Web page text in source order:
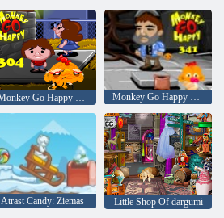
Monkey Go Happy posms 304 Monkey Go Happy 341. posms
Atrast Candy: Ziemas
Little Shop Of dārgumi